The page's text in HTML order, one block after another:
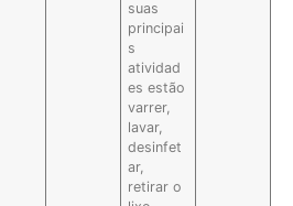
suas
principai
s
atividad
es estão
varrer,
lavar,
desinfet
ar,
retirar o